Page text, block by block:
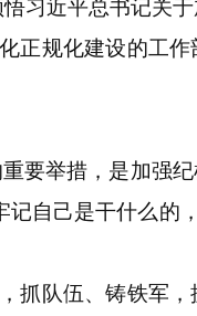
近平总书记关于
正规化建设的工
要举措，是加强
自己是干什么的
队伍、铸铁军，